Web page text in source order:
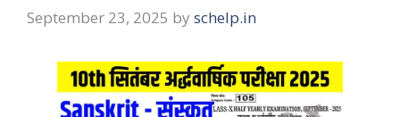
September 23, 2025 by schelp.in